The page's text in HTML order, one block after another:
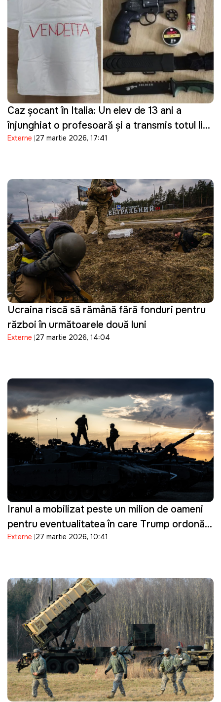
Caz șocant în Italia: Un elev de 13 ani a
înjunghiat o profesoară și a transmis totul live
pe Telegram
Externe 27 martie 2026, 17:41
Ucraina riscă să rămână fără fonduri pentru
război în următoarele două luni
Externe 27 martie 2026, 14:04
Iranul a mobilizat peste un milion de oameni
pentru eventualitatea în care Trump ordonă o
invazie terestră
Externe 27 martie 2026, 10:41